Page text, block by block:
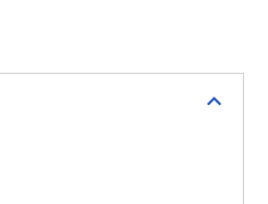
expand_less